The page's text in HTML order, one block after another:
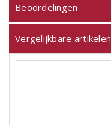
Beoordelingen
Vergelijkbare artikelen